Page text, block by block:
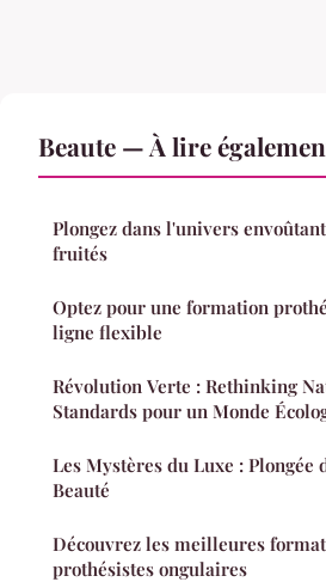
Beaute — À lire
Plongez dans l'univers
fruités
Optez pour une formation
ligne flexible
Révolution Verte : Rethinking
Standards pour un Monde
Les Mystères du Luxe : Plongée
Beauté
Découvrez les meilleures
prothésistes ongulaires